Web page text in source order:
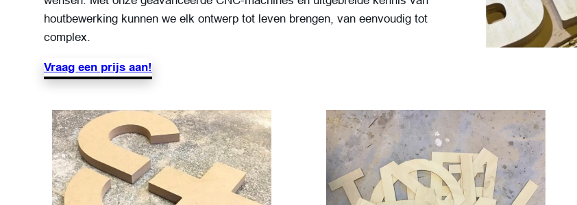
houtbewerking kunnen we elk ontwerp tot leven brengen, van eenvoudig tot
complex.
Vraag een prijs aan!